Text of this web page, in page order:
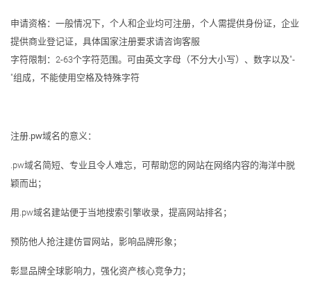
申请资格：一般情况下，个人和企业均可注册，个人需提供身份证，企业
提供商业登记证，具体国家注册要求请咨询客服
字符限制：2-63个字符范围。可由英文字母（不分大小写）、数字以及"-
"组成，不能使用空格及特殊字符
注册.pw域名的意义：
.pw域名简短、专业且令人难忘，可帮助您的网站在网络内容的海洋中脱
颖而出；
用.pw域名建站便于当地搜索引擎收录，提高网站排名；
预防他人抢注建仿冒网站，影响品牌形象；
彰显品牌全球影响力，强化资产核心竞争力；